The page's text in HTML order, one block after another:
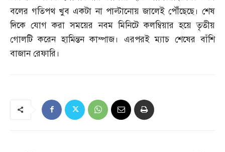
বলের গতিপথ খুব একটা না পাল্টানোয় জালেই পৌঁছেছে। শেষ
দিকে যোগ করা সময়ের নবম মিনিটে কলম্বিয়ার হয়ে তৃতীয়
গোলটি করেন হামিন্তন কাম্পাজ। এরপরই ম্যাচ শেষের বাঁশি
বাজান রেফারি।